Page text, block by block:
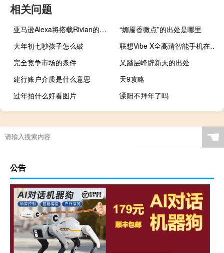
相关问题
亚马逊Alexa将搭载Rivian的电动皮卡和SUV
“媚靥香微点”的出处是哪里
大年初七吵孩子怎么破
联想Vibe X全高清智能手机在印度推出
完全竞争市场的条件
又踏层峰辟新天的出处
建行账户介质是什么意思
天9攻略
过年拍什么好看图片
溧阳不拜年了吗
☚
公告